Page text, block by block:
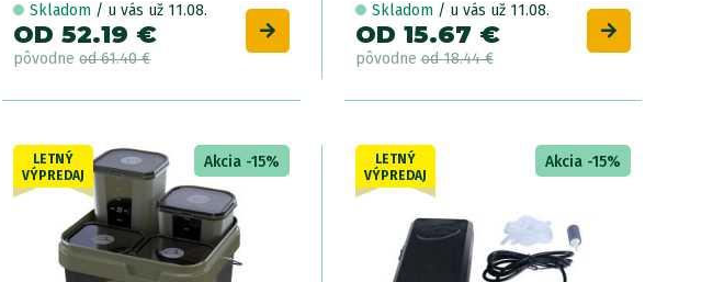
Skladom / u vás už 11.08.
OD 52.19 €
pôvodneod 61.40 €
Skladom / u vás už 11.08.
OD 15.67 €
pôvodneod 18.44 €
LETNÝ
VÝPREDAJ
Akcia -15%
LETNÝ
VÝPREDAJ
Akcia -15%